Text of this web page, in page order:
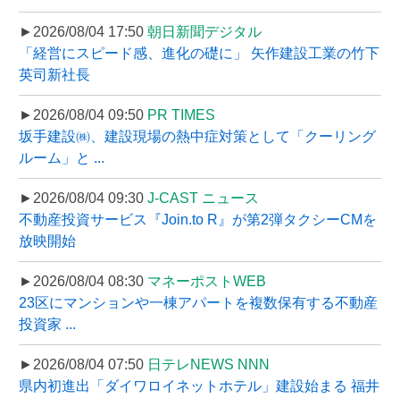
►2026/08/04 17:50 朝日新聞デジタル
「経営にスピード感、進化の礎に」 矢作建設工業の竹下
英司新社長
►2026/08/04 09:50 PR TIMES
坂手建設㈱、建設現場の熱中症対策として「クーリング
ルーム」と ...
►2026/08/04 09:30 J-CAST ニュース
不動産投資サービス『Join.to R』が第2弾タクシーCMを
放映開始
►2026/08/04 08:30 マネーポストWEB
23区にマンションや一棟アパートを複数保有する不動産
投資家 ...
►2026/08/04 07:50 日テレNEWS NNN
県内初進出「ダイワロイネットホテル」建設始まる 福井